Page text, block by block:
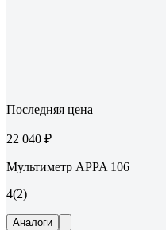
Последняя цена
22 040 ₽
Мультиметр APPA 106
4(2)
Аналоги